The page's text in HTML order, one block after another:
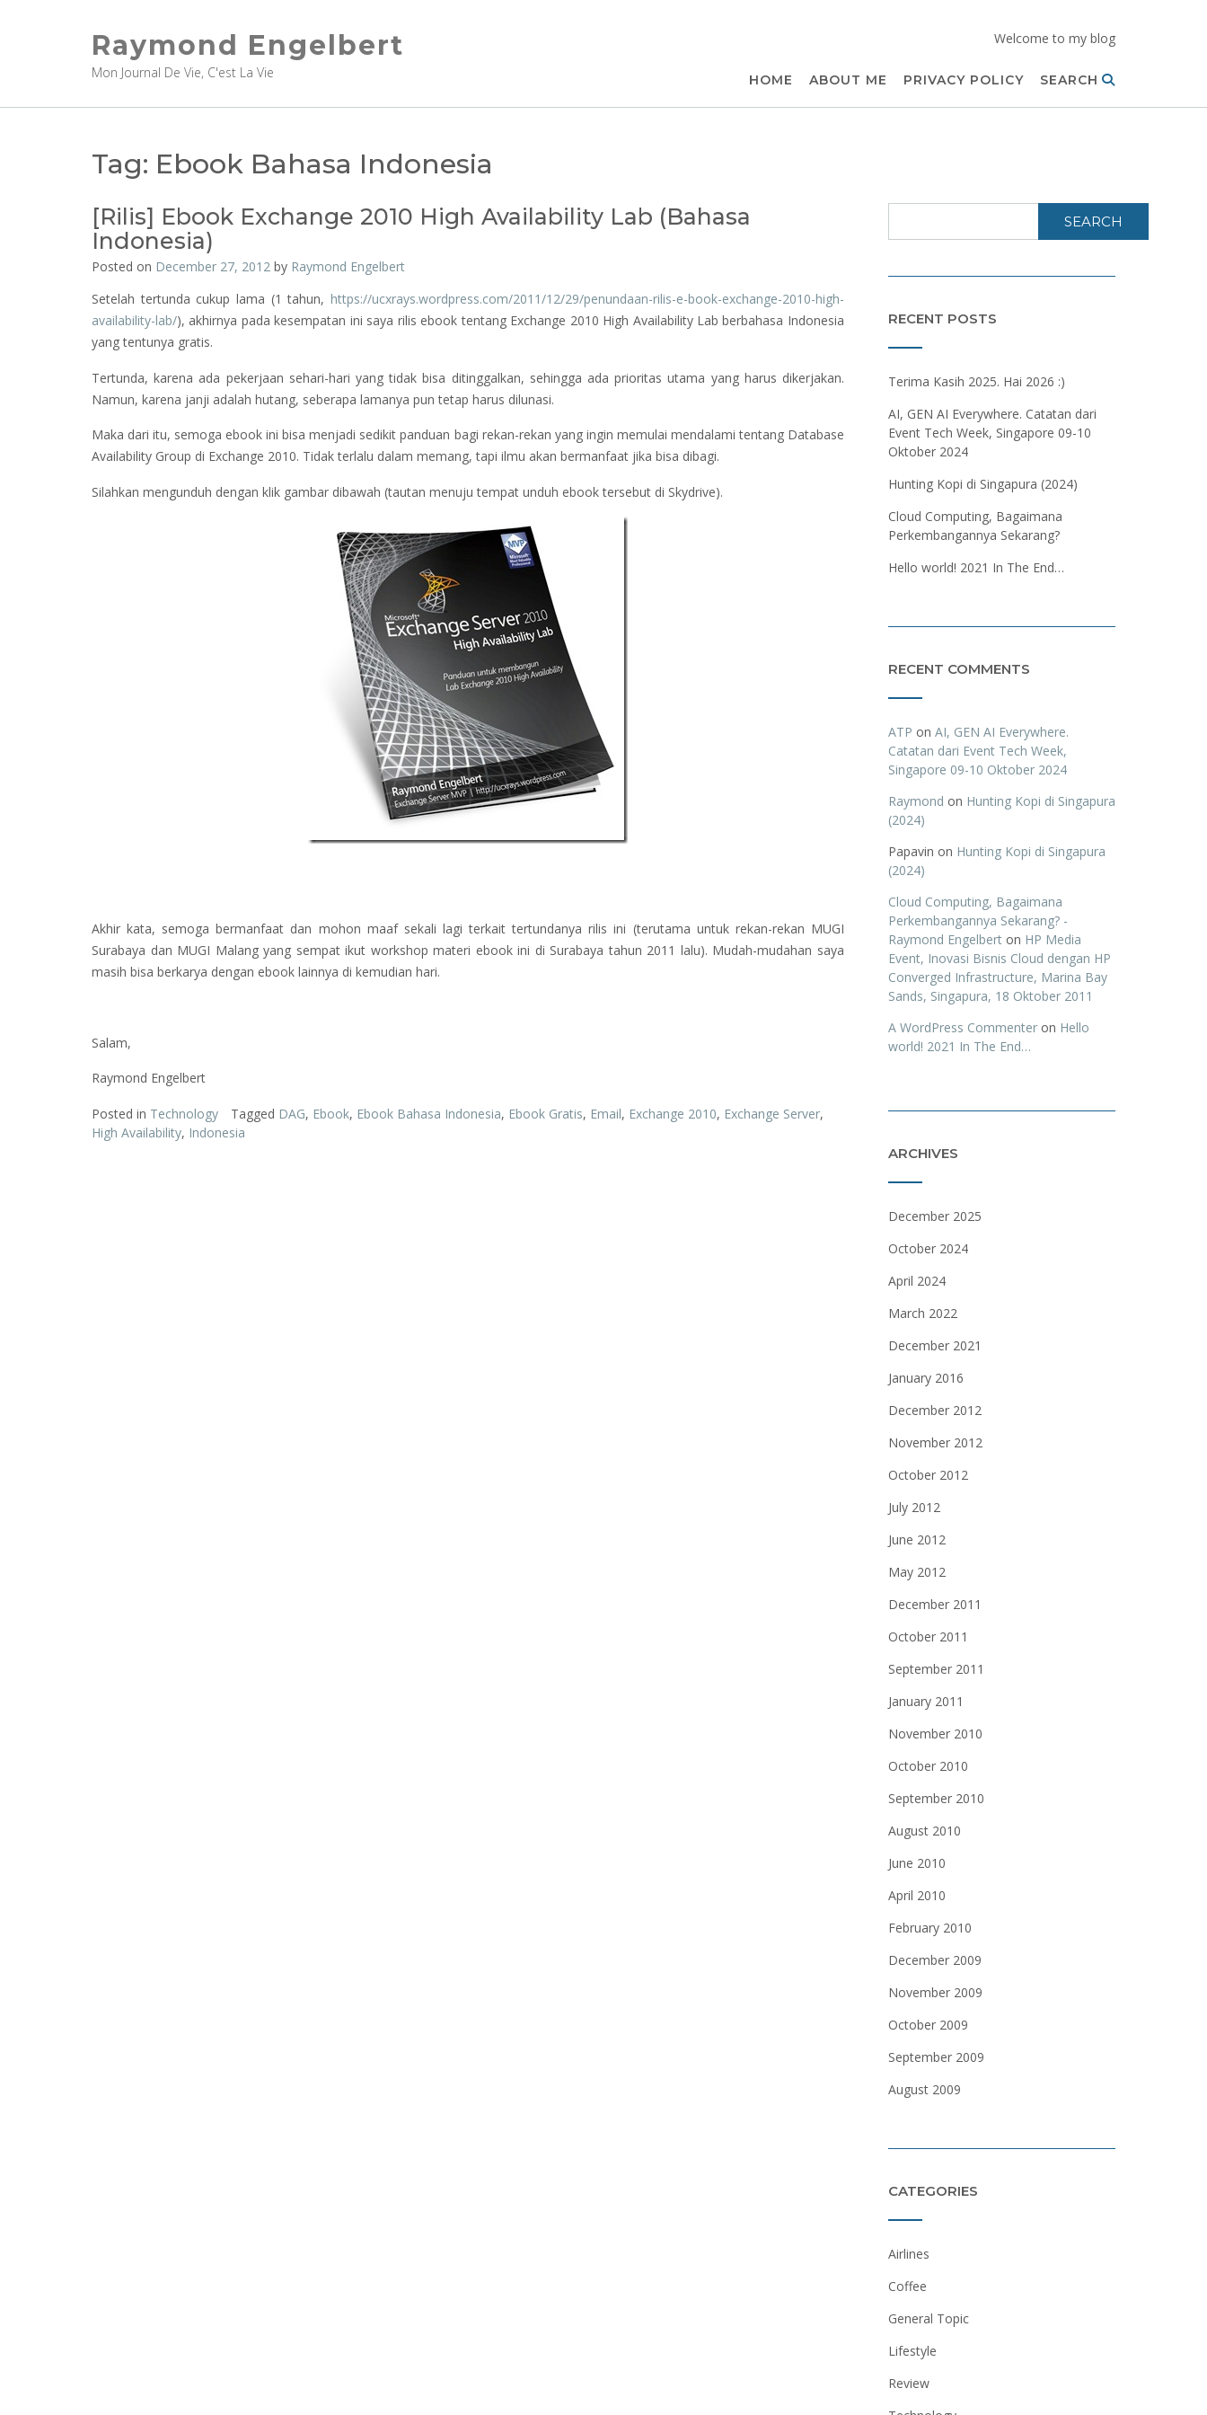
Raymond Engelbert
Mon Journal De Vie, C'est La Vie
Welcome to my blog
HOME ABOUT ME PRIVACY POLICY SEARCH
Tag: Ebook Bahasa Indonesia
[Rilis] Ebook Exchange 2010 High Availability Lab (Bahasa
Indonesia)
Posted on December 27, 2012 by Raymond Engelbert
Setelah tertunda cukup lama (1 tahun, https://ucxrays.wordpress.com/2011/12/29/penundaan-rilis-e-book-exchange-2010-high-
availability-lab/), akhirnya pada kesempatan ini saya rilis ebook tentang Exchange 2010 High Availability Lab berbahasa Indonesia
yang tentunya gratis.
Tertunda, karena ada pekerjaan sehari-hari yang tidak bisa ditinggalkan, sehingga ada prioritas utama yang harus dikerjakan.
Namun, karena janji adalah hutang, seberapa lamanya pun tetap harus dilunasi.
Maka dari itu, semoga ebook ini bisa menjadi sedikit panduan bagi rekan-rekan yang ingin memulai mendalami tentang Database
Availability Group di Exchange 2010. Tidak terlalu dalam memang, tapi ilmu akan bermanfaat jika bisa dibagi.
Silahkan mengunduh dengan klik gambar dibawah (tautan menuju tempat unduh ebook tersebut di Skydrive).
Akhir kata, semoga bermanfaat dan mohon maaf sekali lagi terkait tertundanya rilis ini (terutama untuk rekan-rekan MUGI
Surabaya dan MUGI Malang yang sempat ikut workshop materi ebook ini di Surabaya tahun 2011 lalu). Mudah-mudahan saya
masih bisa berkarya dengan ebook lainnya di kemudian hari.
Salam,
Raymond Engelbert
Posted in Technology Tagged DAG, Ebook, Ebook Bahasa Indonesia, Ebook Gratis, Email, Exchange 2010, Exchange Server,
High Availability, Indonesia
SEARCH
RECENT POSTS
Terima Kasih 2025. Hai 2026 :)
AI, GEN AI Everywhere. Catatan dari
Event Tech Week, Singapore 09-10
Oktober 2024
Hunting Kopi di Singapura (2024)
Cloud Computing, Bagaimana
Perkembangannya Sekarang?
Hello world! 2021 In The End…
RECENT COMMENTS
ATP on AI, GEN AI Everywhere.
Catatan dari Event Tech Week,
Singapore 09-10 Oktober 2024
Raymond on Hunting Kopi di Singapura
(2024)
Papavin on Hunting Kopi di Singapura
(2024)
Cloud Computing, Bagaimana
Perkembangannya Sekarang? -
Raymond Engelberton HP Media
Event, Inovasi Bisnis Cloud dengan HP
Converged Infrastructure, Marina Bay
Sands, Singapura, 18 Oktober 2011
A WordPress Commenteron Hello
world! 2021 In The End…
ARCHIVES
December 2025
October 2024
April 2024
March 2022
December 2021
January 2016
December 2012
November 2012
October 2012
July 2012
June 2012
May 2012
December 2011
October 2011
September 2011
January 2011
November 2010
October 2010
September 2010
August 2010
June 2010
April 2010
February 2010
December 2009
November 2009
October 2009
September 2009
August 2009
CATEGORIES
Airlines
Coffee
General Topic
Lifestyle
Review